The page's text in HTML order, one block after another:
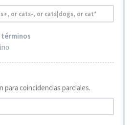
para coincidencias parciales.